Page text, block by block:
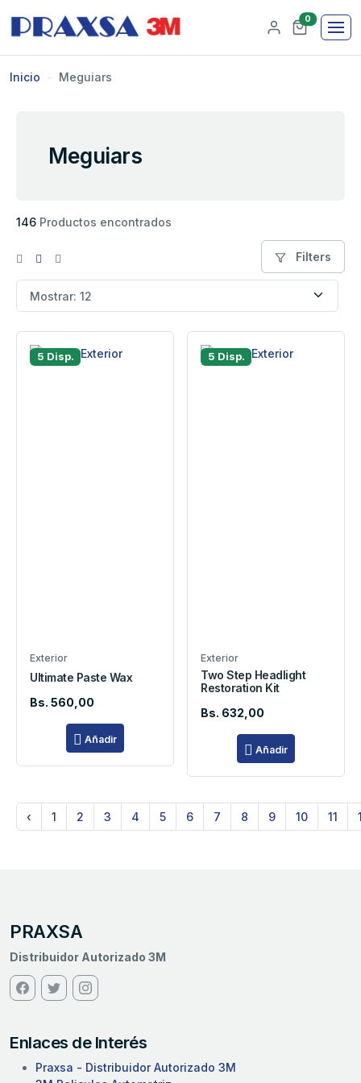
0
Inicio Meguiars
Meguiars
146 Productos encontrados
Filters
5 Disp.
Exterior
Ultimate Paste Wax
Bs. 560,00
Añadir
5 Disp.
Exterior
Two Step Headlight
Restoration Kit
Bs. 632,00
Añadir
‹ 1 2 3 4 5 6 7 8 9 10 11
PRAXSA
Distribuidor Autorizado 3M
Enlaces de Interés
Praxsa - Distribuidor Autorizado 3M